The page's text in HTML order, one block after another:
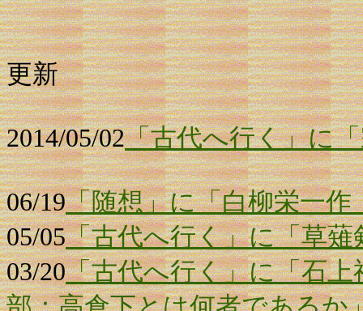
更新
2014/05/02「古代へ行く」に
06/19「随想」に「白柳栄一
05/05「古代へ行く」に「草薙
03/20「古代へ行く」に「石